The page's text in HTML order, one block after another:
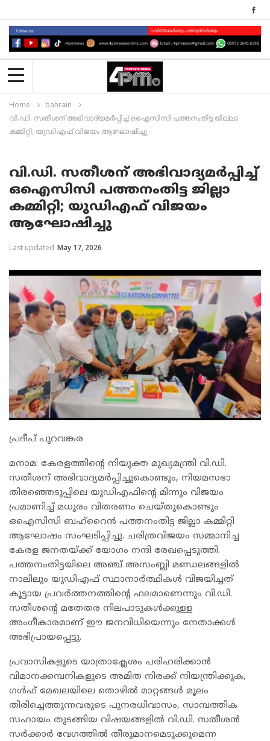
Home
bahrain
വി.ഡി. സതീശന് അഭിവാദ്യമർപ്പിച്ച് ഒഐസിസി പത്തനംതിട്ട ജില്ലാ
കമ്മിറ്റി; യുഡിഎഫ് വിജയം ആഘോഷിച്ചു
വി.ഡി. സതീശന് അഭിവാദ്യമർപ്പിച്ച്
ഒഐസിസി പത്തനംതിട്ട ജില്ലാ
കമ്മിറ്റി; യുഡിഎഫ് വിജയം
ആഘോഷിച്ചു
Last updated May 17, 2026
പ്രദീപ് പുറവങ്കര
മനാമ: കേരളത്തിന്റെ നിയുക്ത മുഖ്യമന്ത്രി വി.ഡി.
സതീശന് അഭിവാദ്യമർപ്പിച്ചുകൊണ്ടും, നിയമസഭാ
തിരഞ്ഞെടുപ്പിലെ യുഡിഎഫിന്റെ മിന്നും വിജയം
പ്രമാണിച്ച് മധുരം വിതരണം ചെയ്തുകൊണ്ടും
ഒഐസിസി ബഹ്റൈൻ പത്തനംതിട്ട ജില്ലാ കമ്മിറ്റി
ആഘോഷം സംഘടിപ്പിച്ചു. ചരിത്രവിജയം സമ്മാനിച്ച
കേരള ജനതയ്ക്ക് യോഗം നന്ദി രേഖപ്പെടുത്തി.
പത്തനംതിട്ടയിലെ അഞ്ച് അസംബ്ലി മണ്ഡലങ്ങളിൽ
നാലിലും യുഡിഎഫ് സ്ഥാനാർത്ഥികൾ വിജയിച്ചത്
കൂട്ടായ പ്രവർത്തനത്തിന്റെ ഫലമാണെന്നും വി.ഡി.
സതീശന്റെ മതേതര നിലപാടുകൾക്കുള്ള
അംഗീകാരമാണ് ഈ ജനവിധിയെന്നും നേതാക്കൾ
അഭിപ്രായപ്പെട്ടു.
പ്രവാസികളുടെ യാത്രാക്ലേശം പരിഹരിക്കാൻ
വിമാനക്കമ്പനികളുടെ അമിത നിരക്ക് നിയന്ത്രിക്കുക,
ഗൾഫ് മേഖലയിലെ തൊഴിൽ മാറ്റങ്ങൾ മൂലം
തിരിച്ചെത്തുന്നവരുടെ പുനരധിവാസം, സാമ്പത്തിക
സഹായം തുടങ്ങിയ വിഷയങ്ങളിൽ വി.ഡി. സതീശൻ
സർക്കാർ വേഗത്തിൽ തീരുമാനമെടുക്കുമെന്ന